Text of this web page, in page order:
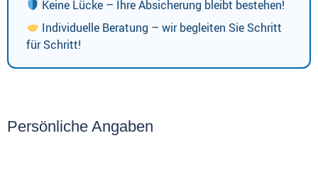
Keine Lücke – Ihre Absicherung bleibt bestehen!
Individuelle Beratung – wir begleiten Sie Schritt
für Schritt!
Persönliche Angaben